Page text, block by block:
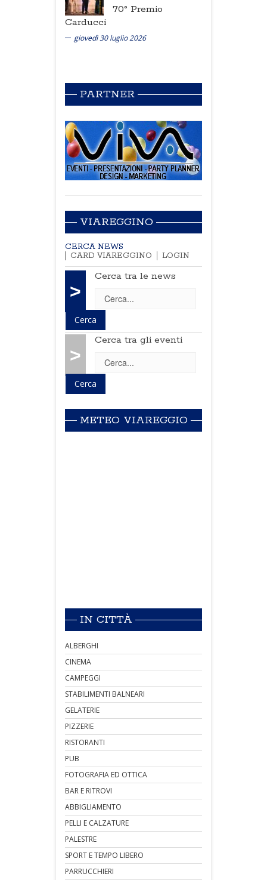
70° Premio
Carducci
giovedì 30 luglio 2026
PARTNER
VIAREGGINO
CERCA NEWS
CARD VIAREGGINO
LOGIN
>
Cerca tra le news
>
Cerca tra gli eventi
METEO VIAREGGIO
IN CITTÀ
ALBERGHI
CINEMA
CAMPEGGI
STABILIMENTI BALNEARI
GELATERIE
PIZZERIE
RISTORANTI
PUB
FOTOGRAFIA ED OTTICA
BAR E RITROVI
ABBIGLIAMENTO
PELLI E CALZATURE
PALESTRE
SPORT E TEMPO LIBERO
PARRUCCHIERI